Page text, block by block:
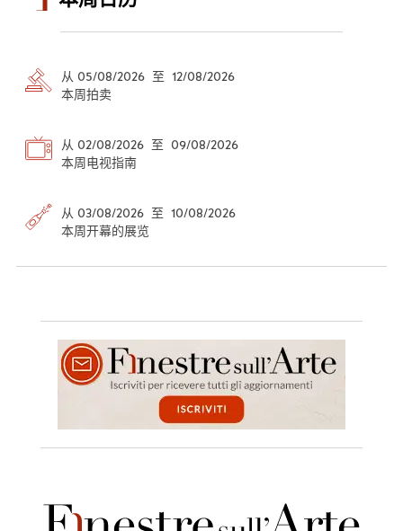
从 05/08/2026 至 12/08/2026
本周拍卖
从 02/08/2026 至 09/08/2026
本周电视指南
从 03/08/2026 至 10/08/2026
本周开幕的展览